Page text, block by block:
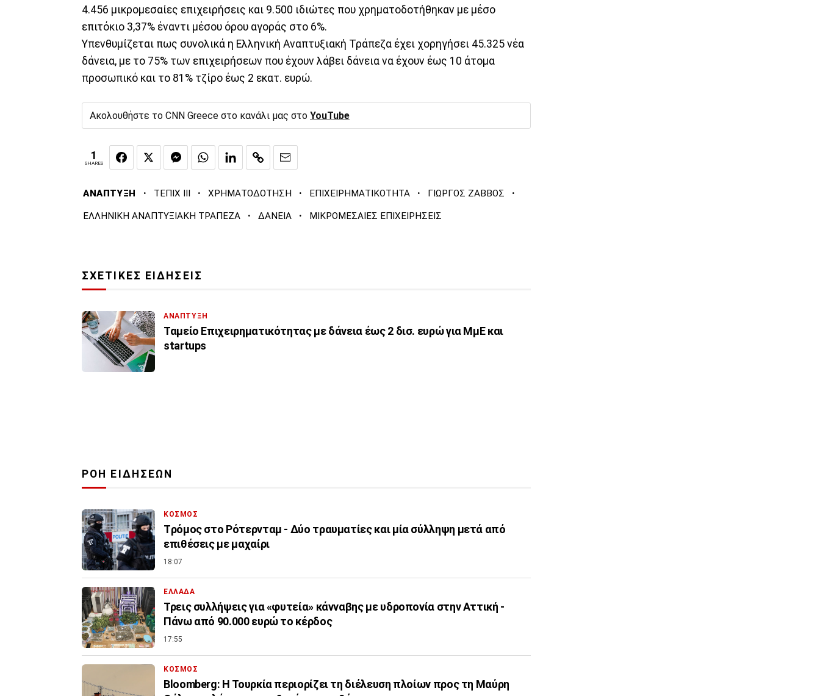
4.456 μικρομεσαίες επιχειρήσεις και 9.500 ιδιώτες που χρηματοδοτήθηκαν με μέσο
επιτόκιο 3,37% έναντι μέσου όρου αγοράς στο 6%.
Υπενθυμίζεται πως συνολικά η Ελληνική Αναπτυξιακή Τράπεζα έχει χορηγήσει 45.325 νέα
δάνεια, με το 75% των επιχειρήσεων που έχουν λάβει δάνεια να έχουν έως 10 άτομα
προσωπικό και το 81% τζίρο έως 2 εκατ. ευρώ.
Ακολουθήστε το CNN Greece στο κανάλι μας στο YouTube
1
SHARES
ΑΝΑΠΤΥΞΗ · ΤΕΠΙΧ ΙΙΙ · ΧΡΗΜΑΤΟΔΟΤΗΣΗ · ΕΠΙΧΕΙΡΗΜΑΤΙΚΟΤΗΤΑ · ΓΙΩΡΓΟΣ ΖΑΒΒΟΣ ·
ΕΛΛΗΝΙΚΗ ΑΝΑΠΤΥΞΙΑΚΗ ΤΡΑΠΕΖΑ · ΔΑΝΕΙΑ · ΜΙΚΡΟΜΕΣΑΙΕΣ ΕΠΙΧΕΙΡΗΣΕΙΣ
ΣΧΕΤΙΚΕΣ ΕΙΔΗΣΕΙΣ
ΑΝΑΠΤΥΞΗ
Ταμείο Επιχειρηματικότητας με δάνεια έως 2 δισ. ευρώ για ΜμΕ και
startups
ΡΟΗ ΕΙΔΗΣΕΩΝ
ΚΟΣΜΟΣ
Tρόμος στο Ρότερνταμ - Δύο τραυματίες και μία σύλληψη μετά από
επιθέσεις με μαχαίρι
18:07
ΕΛΛΑΔΑ
Τρεις συλλήψεις για «φυτεία» κάνναβης με υδροπονία στην Αττική -
Πάνω από 90.000 ευρώ το κέρδος
17:55
ΚΟΣΜΟΣ
Bloomberg: Η Τουρκία περιορίζει τη διέλευση πλοίων προς τη Μαύρη